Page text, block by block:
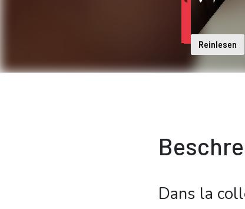
Reinlesen
Dans la